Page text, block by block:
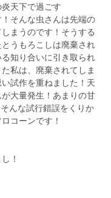
天下で過ごす
そんな虫さんは先端の
まうのです！そうする
うもろこしは廃棄され
知り合いに引き取られ
私は、廃棄されてしま
試作を重ねました！天
大量発生！あまりの甘
んな試行錯誤をくりか
コーンです！
！